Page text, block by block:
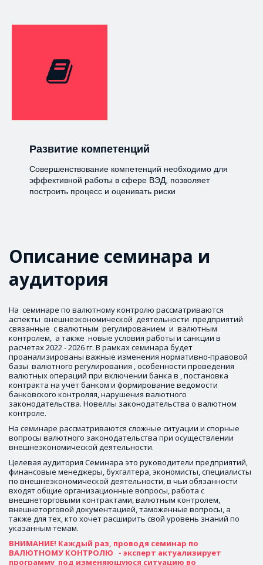
Развитие компетенций
Совершенствование компетенций необходимо для
эффективной работы в сфере ВЭД, позволяет
построить процесс и оценивать риски
Описание семинара и
аудитория
На  семинаре по валютному контролю рассматриваются
аспекты  внешнеэкономической  деятельности  предприятий
связанные  с валютным  регулированием  и  валютным
контролем,  а также  новые условия работы и санкции в
расчетах 2022 - 2026 гг. В рамках семинара будет
проанализированы важные изменения нормативно-правовой
базы  валютного регулирования , особенности проведения
валютных операций при включении банка в , постановка
контракта на учёт банком и формирование ведомости
банковского контроляя, нарушения валютного
законодательства. Новеллы законодательства о валютном
контроле.
На семинаре рассматриваются сложные ситуации и спорные
вопросы валютного законодательства при осуществлении
внешнеэкономической деятельности.
Целевая аудитория Семинара это руководители предприятий,
финансовые менеджеры, бухгалтера, экономисты, специалисты
по внешнеэкономической деятельности, в чьи обязанности
входят общие организационные вопросы, работа с
внешнеторговыми контрактами, валютным контролем,
внешнеторговой документацией, таможенные вопросы, а
также для тех, кто хочет расширить свой уровень знаний по
указанным темам.
ВНИМАНИЕ! Каждый раз, проводя семинар по
ВАЛЮТНОМУ КОНТРОЛЮ   - эксперт актуализирует
программу  под изменяющуюся ситуацию во